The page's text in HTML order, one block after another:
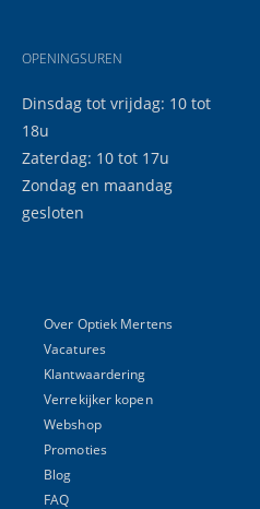
OPENINGSUREN
Dinsdag tot vrijdag: 10 tot
18u
Zaterdag: 10 tot 17u
Zondag en maandag
gesloten
Over Optiek Mertens
Vacatures
Klantwaardering
Verrekijker kopen
Webshop
Promoties
Blog
FAQ